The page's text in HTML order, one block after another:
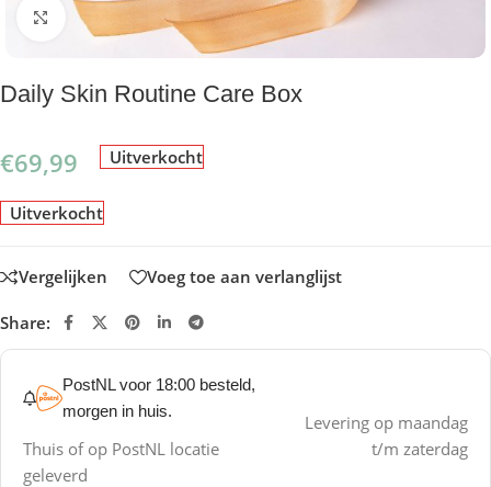
Klik om te vergroten
Daily Skin Routine Care Box
€69,99 Uitverkocht
Uitverkocht
Vergelijken Voeg toe aan verlanglijst
Share:
PostNL voor 18:00 besteld,
morgen in huis.
Thuis of op PostNL locatie
geleverd
Levering op maandag
t/m zaterdag